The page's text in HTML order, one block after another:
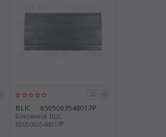
BLIC 6505063548017P
Боковина. BLIC
6505063548017P